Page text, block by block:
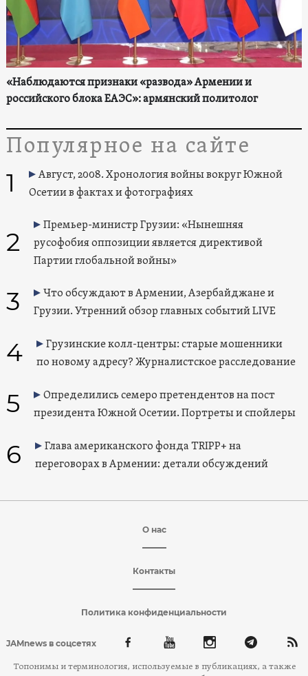
«Наблюдаются признаки «развода» Армении и
российского блока ЕАЭС»: армянский политолог
Популярное на сайте
1
Август, 2008. Хронология войны вокруг Южной
Осетии в фактах и фотографиях
2
Премьер-министр Грузии: «Нынешняя
русофобия оппозиции является директивой
Партии глобальной войны»
3
Что обсуждают в Армении, Азербайджане и
Грузии. Утренний обзор главных событий LIVE
4
Грузинские колл-центры: старые мошенники
по новому адресу? Журналистское расследование
5
Определились семеро претендентов на пост
президента Южной Осетии. Портреты и спойлеры
6
Глава американского фонда TRIPP+ на
переговорах в Армении: детали обсуждений
О нас
Контакты
Политика конфиденциальности
JAMnews в соцсетях
Топонимы и терминология, используемые в публикациях, а также